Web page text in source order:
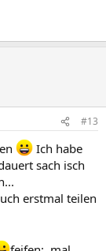
#13
Ich habe
sach isch
erstmal teilen